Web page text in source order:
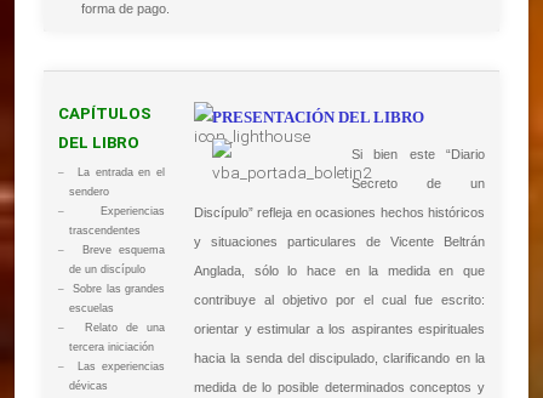
forma de pago.
CAPÍTULOS
DEL LIBRO
–
La entrada en el
sendero
–
Experiencias
trascendentes
–
Breve esquema
de un discípulo
–Sobre las grandes
escuelas
–
Relato de una
tercera iniciación
–
Las experiencias
dévicas
PRESENTACIÓN DEL LIBRO
Si bien este “Diario
Secreto de un
Discípulo” refleja en ocasiones hechos históricos
y situaciones particulares de Vicente Beltrán
Anglada, sólo lo hace en la medida en que
contribuye al objetivo por el cual fue escrito:
orientar y estimular a los aspirantes espirituales
hacia la senda del discipulado, clarificando en la
medida de lo posible determinados conceptos y